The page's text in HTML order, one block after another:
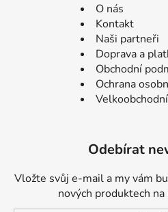
O nás
Kontakt
Naši partneři
Doprava a
Obchodní
Ochrana
Odebírat
Vložte svůj e-mail a my vám
nových produktech